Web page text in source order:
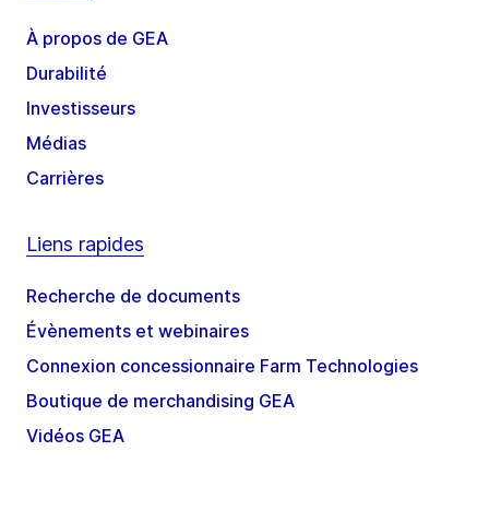
À propos de GEA
Durabilité
Investisseurs
Médias
Carrières
Liens rapides
Recherche de documents
Évènements et webinaires
Connexion concessionnaire Farm Technologies
Boutique de merchandising GEA
Vidéos GEA